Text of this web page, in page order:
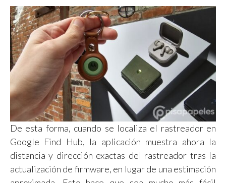
De esta forma, cuando se localiza el rastreador en
Google Find Hub, la aplicación muestra ahora la
distancia y dirección exactas del rastreador tras la
actualización de firmware, en lugar de una estimación